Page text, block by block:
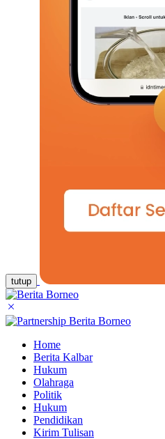
tutup
Home
Berita Kalbar
Hukum
Olahraga
Politik
Hukum
Pendidikan
Kirim Tulisan